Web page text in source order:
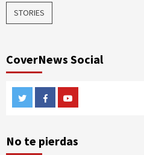
STORIES
CoverNews Social
TwitterFacebook
No te pierdas